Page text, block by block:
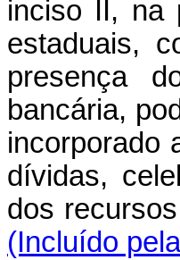
inciso II, na
estaduais,
presença
bancária,
incorporado
dívidas,
dos
(Incluído